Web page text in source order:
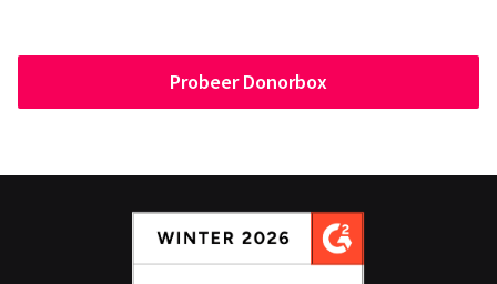
Probeer Donorbox